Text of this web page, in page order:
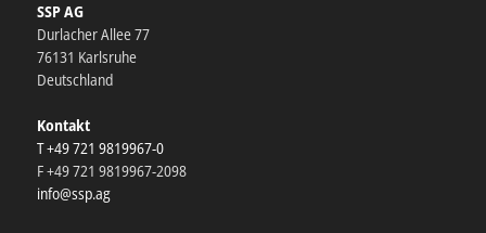
SSP AG
Durlacher Allee 77
76131 Karlsruhe
Deutschland
Kontakt
T +49 721 9819967-0
F +49 721 9819967-2098
info@ssp.ag